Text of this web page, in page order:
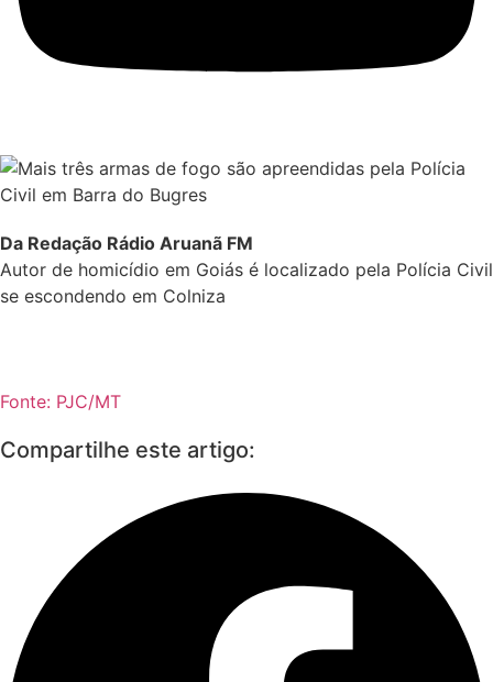
Da Redação Rádio Aruanã FM
Autor de homicídio em Goiás é localizado pela Polícia Civil
se escondendo em Colniza
Fonte: PJC/MT
Compartilhe este artigo: